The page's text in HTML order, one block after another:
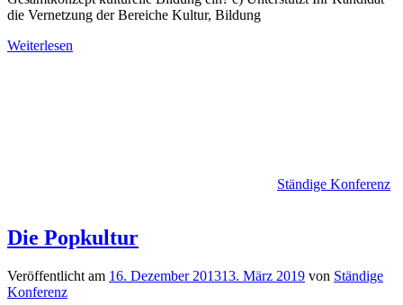
die Vernetzung der Bereiche Kultur, Bildung
Weiterlesen
Ständige Konferenz
Die Popkultur
Veröffentlicht am 16. Dezember 201313. März 2019 von Ständige
Konferenz